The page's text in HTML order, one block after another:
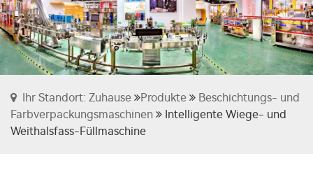
Ihr Standort: Zuhause Produkte
Beschichtungs- und
Farbverpackungsmaschinen
Intelligente Wiege- und
Weithalsfass-Füllmaschine